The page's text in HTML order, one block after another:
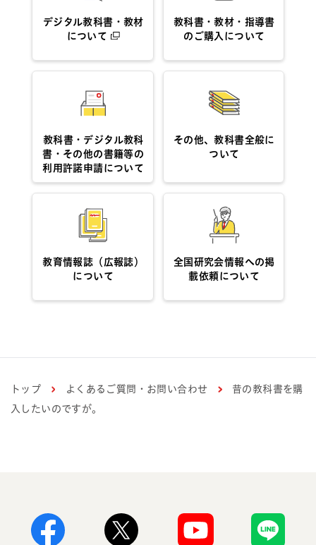
デジタル教科書・教材
について
教科書・教材・指導書
のご購入について
教科書・デジタル教科
書・その他の書籍等の
利用許諾申請について
その他、教科書全般に
ついて
教育情報誌（広報誌）
について
全国研究会情報への掲
載依頼について
トップ よくあるご質問・お問い合わせ
昔の教科書を購
入したいのですが。